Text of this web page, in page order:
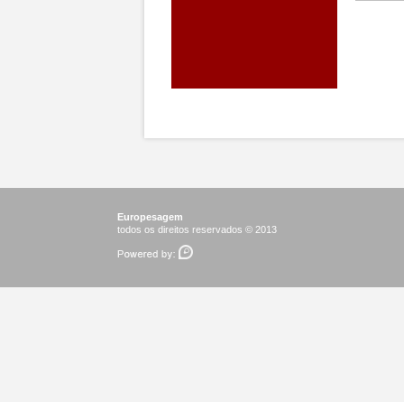
Europesagem
todos os direitos reservados © 2013